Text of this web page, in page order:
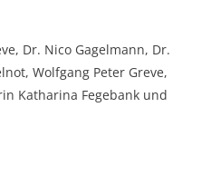
Dr. Nico Gagelmann, Dr.
Wolfgang Peter Greve,
Katharina Fegebank und